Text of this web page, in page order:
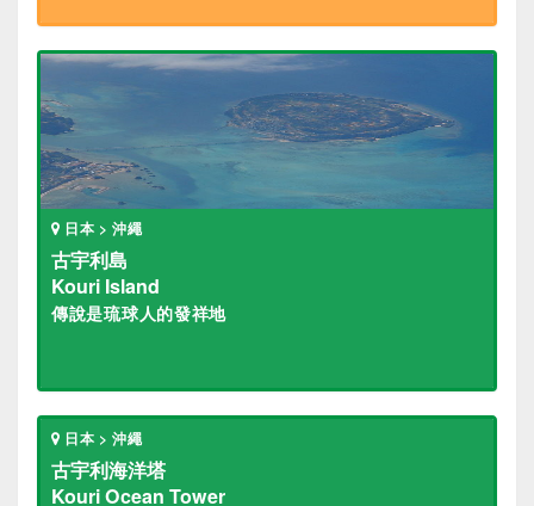
日本 > 沖繩
古宇利島
Kouri Island
傳說是琉球人的發祥地
日本 > 沖繩
古宇利海洋塔
Kouri Ocean Tower